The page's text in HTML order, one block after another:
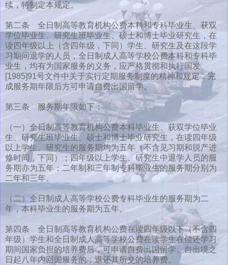
续，特制定本规定。
第二条 全日制高等教育机构公费本科和专科毕业生、获双
学位毕业生、研究生班毕业生、硕士和博士毕业研究生，在
读四年级以上（含四年级，下同）学生、研究生及在这段学
习期间退学的人员，全日制成人高等学校公费本科和专科毕
业生，均有为国家服务的义务，应严格贯彻和执行国发
[1985]91号文件中关于实行定期服务制度的精神和规定，完
成服务期年限后方可申请自费出国留学。
第三条 服务期年限如下：
（一）全日制高等教育机构公费本科毕业生、获双学位毕业
生、研究生班毕业生、硕士和博士毕业研究生，在读四年级
以上学生、研究生的服务期均为五年（不含见习期和脱产进
修时间，下同）；四年级以上学生、研究生中退学人员的服
务期亦为五年；二年制和三年制专科毕业生的服务期分别为
二年和三年。
（二）全日制成人高等学校公费专科毕业生的服务期为二
年，本科毕业生的服务期为五年。
第四条 全日制高等教育机构公费在读四年级以下（不含四
年级）学生和全日制成人高等学校公费在读学生在偿还学习
期间国家负担的培养费后，可申请自费出国留学。自出境之
日起八年内回国服务的，退还其所交的培养费。